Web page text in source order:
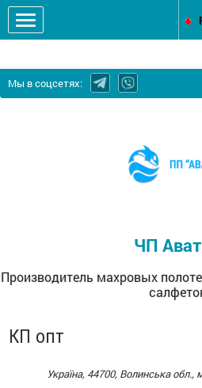
Мы в соцсетях:
салфеток
ЧП
Производитель махровых
КП опт
Україна, 44700, Волинська